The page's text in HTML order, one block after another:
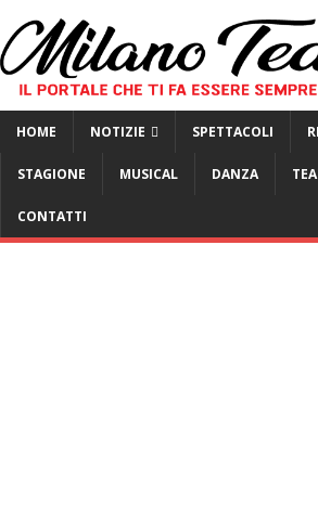
HOME NOTIZIE SPETTACOLI
STAGIONE MUSICAL DANZA
CONTATTI